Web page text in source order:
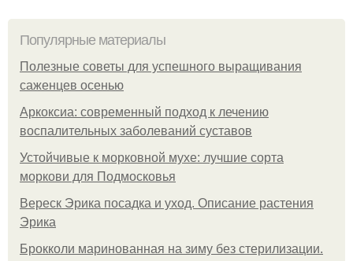
Популярные материалы
Полезные советы для успешного выращивания
саженцев осенью
Аркоксиа: современный подход к лечению
воспалительных заболеваний суставов
Устойчивые к морковной мухе: лучшие сорта
моркови для Подмосковья
Вереск Эрика посадка и уход. Описание растения
Эрика
Брокколи маринованная на зиму без стерилизации.